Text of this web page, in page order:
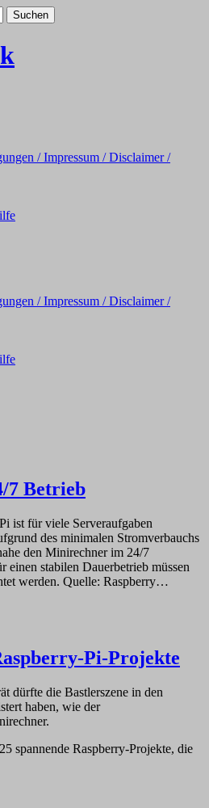
/ Impressum / Disclaimer /
/ Impressum / Disclaimer /
7 Betrieb
ist für viele Serveraufgaben
des minimalen Stromverbauchs
den Minirechner im 24/7
einen stabilen Dauerbetrieb müssen
werden. Quelle: Raspberry…
Pi-Projekte
dürfte die Bastlerszene in den
haben, wie der
spannende Raspberry-Projekte, die